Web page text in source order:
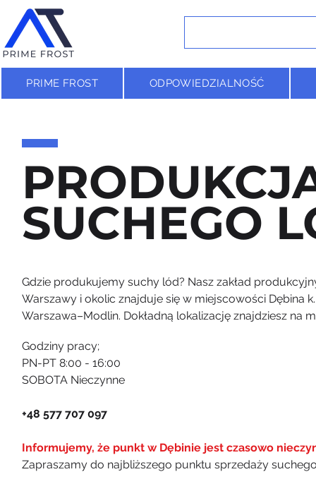
PRIME FROST ODPOWIEDZIALNOŚĆ
SUCHEGO
Gdzie produkujemy suchy lód? Nasz zakład
Warszawy i okolic znajduje się w miejscowości Dębina
Warszawa–Modlin. Dokładną lokalizację znajdziesz na
Godziny pracy;
PN-PT 8:00 - 16:00
SOBOTA Nieczynne
​+48 577 707 097
Informujemy, że punkt w Dębinie jest czasowo
Zapraszamy do najbliższego punktu sprzedaży